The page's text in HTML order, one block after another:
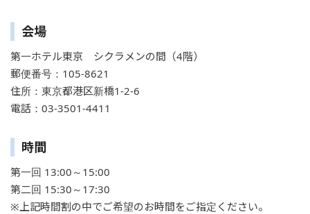
会場
第一ホテル東京 シクラメンの間（4階）
郵便番号：105-8621
住所：東京都港区新橋1-2-6
電話：03-3501-4411
時間
第一回 13:00～15:00
第二回 15:30～17:30
※上記時間割の中でご希望のお時間をご指定ください。